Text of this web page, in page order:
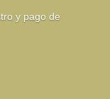
y pago de